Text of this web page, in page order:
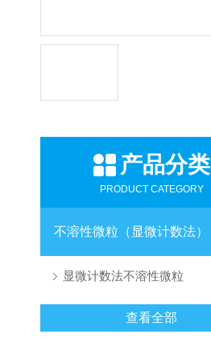
产品分类
PRODUCT CATEGORY
不溶性微粒（显微计数法）
显微计数法不溶性微粒
查看全部